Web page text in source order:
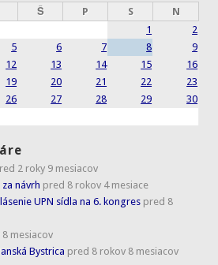
Š P S
N
1
2
5 6 7 8
9
12 13 14 15
16
19 20 21 22
23
26 27 28 29
30
2 roky 9 mesiacov
návrh pred 8 rokov 4 mesiace
UPN sídla na 6. kongres pred 8
mesiacov
Bystrica pred 8 rokov 8 mesiacov